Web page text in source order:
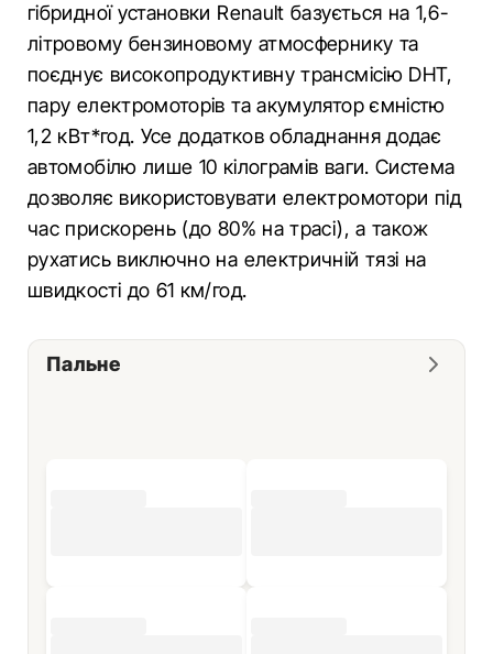
гібридної установки Renault базується на 1,6-
літровому бензиновому атмосфернику та
поєднує високопродуктивну трансмісію DHT,
пару електромоторів та акумулятор ємністю
1,2 кВт*год. Усе додатков обладнання додає
автомобілю лише 10 кілограмів ваги. Система
дозволяє використовувати електромотори під
час прискорень (до 80% на трасі), а також
рухатись виключно на електричній тязі на
швидкості до 61 км/год.
Пальне